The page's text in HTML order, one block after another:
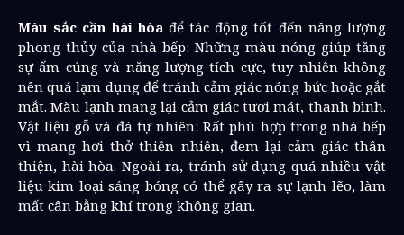
Màu sắc cần hài hòađể tác động tốt đến năng lượng
phong thủy của nhà bếp: Những màu nóng giúp tăng
sự ấm cúng và năng lượng tích cực, tuy nhiên không
nên quá lạm dụng để tránh cảm giác nóng bức hoặc gắt
mắt. Màu lạnh mang lại cảm giác tươi mát, thanh bình.
Vật liệu gỗ và đá tự nhiên: Rất phù hợp trong nhà bếp
vì mang hơi thở thiên nhiên, đem lại cảm giác thân
thiện, hài hòa. Ngoài ra, tránh sử dụng quá nhiều vật
liệu kim loại sáng bóng có thể gây ra sự lạnh lẽo, làm
mất cân bằng khí trong không gian.